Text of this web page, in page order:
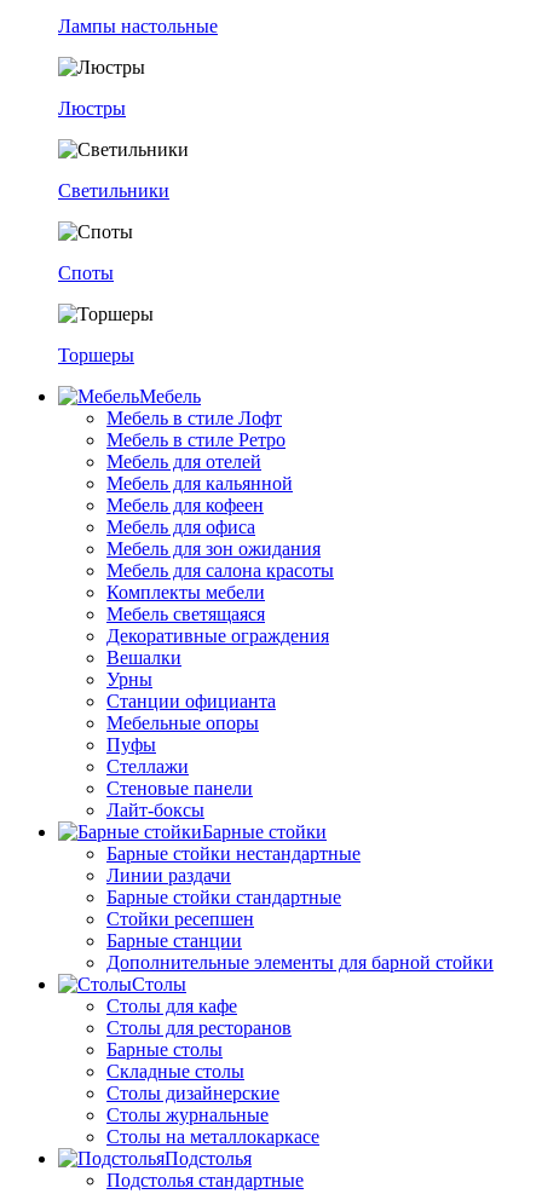
Лампы настольные
Люстры
Светильники
Споты
Торшеры
Мебель
Мебель в стиле Лофт
Мебель в стиле Ретро
Мебель для отелей
Мебель для кальянной
Мебель для кофеен
Мебель для офиса
Мебель для зон ожидания
Мебель для салона красоты
Комплекты мебели
Мебель светящаяся
Декоративные ограждения
Вешалки
Урны
Станции официанта
Мебельные опоры
Пуфы
Стеллажи
Стеновые панели
Лайт-боксы
Барные стойки
Барные стойки нестандартные
Линии раздачи
Барные стойки стандартные
Стойки ресепшен
Барные станции
Дополнительные элементы для барной стойки
Столы
Столы для кафе
Столы для ресторанов
Барные столы
Складные столы
Столы дизайнерские
Столы журнальные
Столы на металлокаркасе
Подстолья
Подстолья стандартные